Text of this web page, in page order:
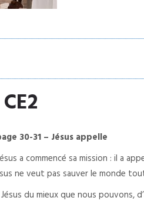
30-31 – Jésus appelle
a commencé sa mission : il a
ne veut pas sauver le monde
du mieux que nous pouvons,